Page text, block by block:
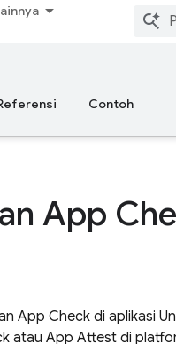
Contoh
App
App Check di aplikasi
atau App Attest di